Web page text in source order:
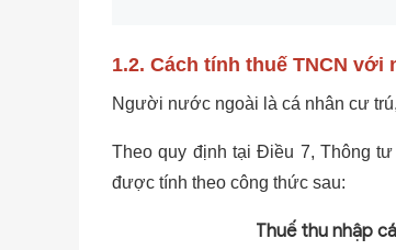
1.2. Cách tính thuế TNCN
Người nước ngoài là cá nhân cư
Theo quy định tại Điều 7, Thông
được tính theo công thức sau:
Thuế thu nhập